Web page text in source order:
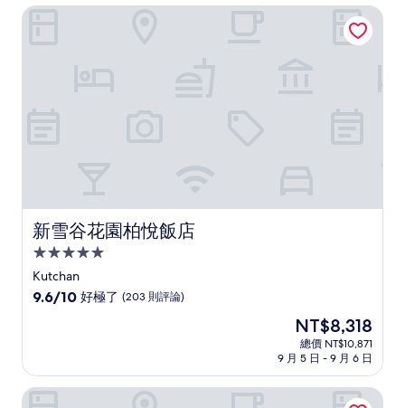
棒
NT$2,213
新雪谷花園柏悅飯店
新雪谷花園柏悅飯店
5.0
星
級
Kutchan
9.6
分，
好
9.6/10 好極了 (203 則評論)
現
在
價
為
NT$8,318
NT$8,318
總價 NT$10,871
9 月 5 日 - 9 月 6 日
新雪谷花園柏悅飯店
MUWA NISEKO